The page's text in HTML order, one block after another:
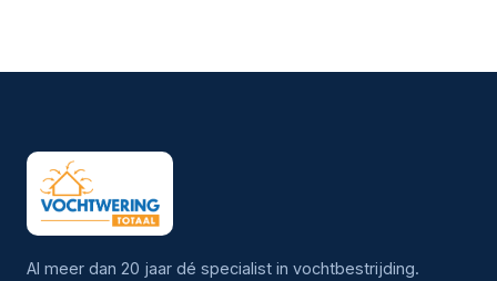
Al meer dan 20 jaar dé specialist in vochtbestrijding.